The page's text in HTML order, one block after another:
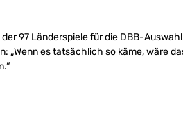
97 Länderspiele für die DBB-
„Wenn es tatsächlich so käme, wäre